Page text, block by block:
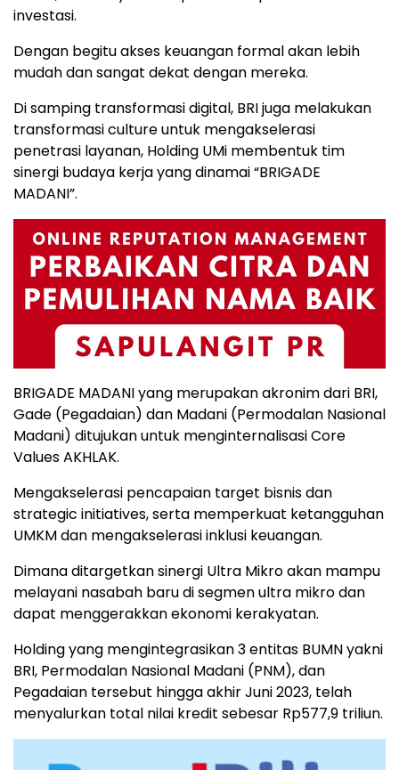
investasi.
Dengan begitu akses keuangan formal akan lebih
mudah dan sangat dekat dengan mereka.
Di samping transformasi digital, BRI juga melakukan
transformasi culture untuk mengakselerasi
penetrasi layanan, Holding UMi membentuk tim
sinergi budaya kerja yang dinamai “BRIGADE
MADANI”.
BRIGADE MADANI yang merupakan akronim dari BRI,
Gade (Pegadaian) dan Madani (Permodalan Nasional
Madani) ditujukan untuk menginternalisasi Core
Values AKHLAK.
Mengakselerasi pencapaian target bisnis dan
strategic initiatives, serta memperkuat ketangguhan
UMKM dan mengakselerasi inklusi keuangan.
Dimana ditargetkan sinergi Ultra Mikro akan mampu
melayani nasabah baru di segmen ultra mikro dan
dapat menggerakkan ekonomi kerakyatan.
Holding yang mengintegrasikan 3 entitas BUMN yakni
BRI, Permodalan Nasional Madani (PNM), dan
Pegadaian tersebut hingga akhir Juni 2023, telah
menyalurkan total nilai kredit sebesar Rp577,9 triliun.